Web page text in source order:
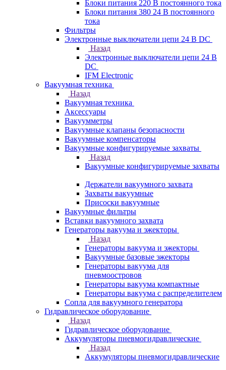
Блоки питания 220 В постоянного тока
Блоки питания 380 24 В постоянного
тока
Фильтры
Электронные выключатели цепи 24 В DC
Назад
Электронные выключатели цепи 24 В
DC
IFM Electronic
Вакуумная техника
Назад
Вакуумная техника
Аксессуары
Вакуумметры
Вакуумные клапаны безопасности
Вакуумные компенсаторы
Вакуумные конфигурируемые захваты
Назад
Вакуумные конфигурируемые захваты
Держатели вакуумного захвата
Захваты вакуумные
Присоски вакуумные
Вакуумные фильтры
Вставки вакуумного захвата
Генераторы вакуума и эжекторы
Назад
Генераторы вакуума и эжекторы
Вакуумные базовые эжекторы
Генераторы вакуума для
пневмоостровов
Генераторы вакуума компактные
Генераторы вакуума с распределителем
Сопла для вакуумного генератора
Гидравлическое оборудование
Назад
Гидравлическое оборудование
Аккумуляторы пневмогидравлические
Назад
Аккумуляторы пневмогидравлические